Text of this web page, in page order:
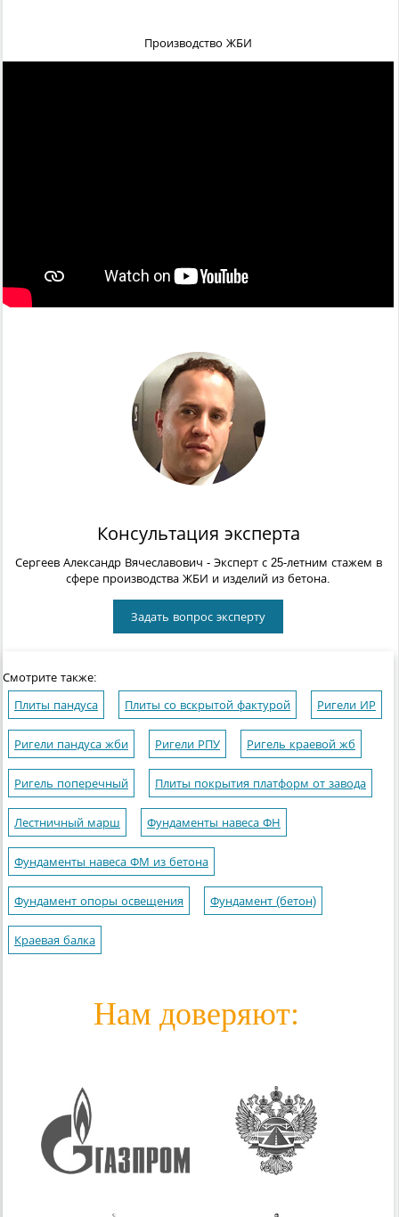
Производство ЖБИ
Консультация эксперта
Сергеев Александр Вячеславович - Эксперт с 25-летним стажем в
сфере производства ЖБИ и изделий из бетона.
Задать вопрос эксперту
Смотрите также:
Плиты пандуса Плиты со вскрытой фактурой Ригели ИР
Ригели пандуса жби Ригели РПУ Ригель краевой жб
Ригель поперечный Плиты покрытия платформ от завода
Лестничный марш Фундаменты навеса ФН
Фундаменты навеса ФМ из бетона
Фундамент опоры освещения Фундамент (бетон)
Краевая балка
Нам доверяют: